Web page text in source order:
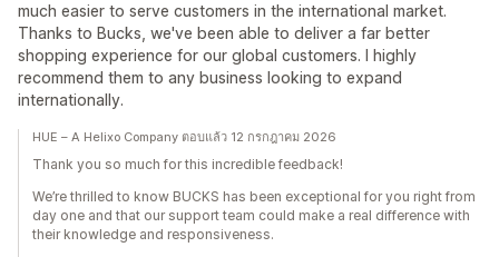
much easier to serve customers in the international market.
Thanks to Bucks, we've been able to deliver a far better
shopping experience for our global customers. I highly
recommend them to any business looking to expand
internationally.
HUE – A Helixo Company ตอบแล้ว 12 กรกฎาคม 2026
Thank you so much for this incredible feedback!
We’re thrilled to know BUCKS has been exceptional for you right from
day one and that our support team could make a real difference with
their knowledge and responsiveness.